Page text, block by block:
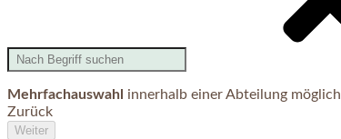
Mehrfachauswahl innerhalb einer Abteilung möglich
Zurück
Weiter